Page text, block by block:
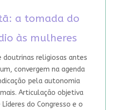
a tomada do
às mulheres
doutrinas religiosas antes
convergem na agenda
pela autonomia
Articulação objetiva
do Congresso e o